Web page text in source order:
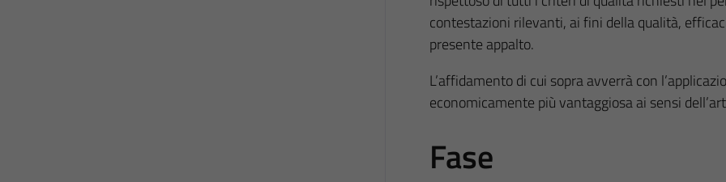
contestazioni rilevanti, ai fini della qualità,
presente appalto.
L’affidamento di cui sopra avverrà con
economicamente più vantaggiosa ai sensi
Fase